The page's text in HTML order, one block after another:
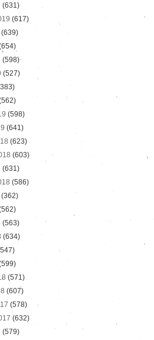
(631)
(617)
(639)
(598)
(527)
(598)
(641)
(623)
(603)
(631)
(586)
(362)
(563)
(634)
(571)
(607)
(578)
(632)
(579)